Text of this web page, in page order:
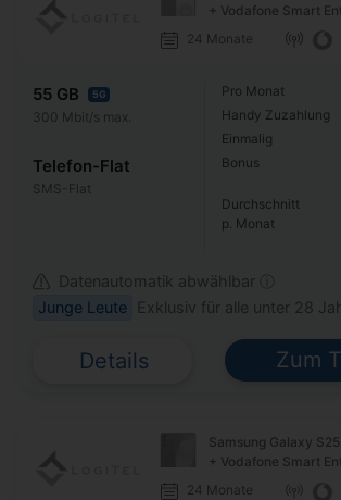
+ Vodafone Smart
24 Monate
55 GB 5G
300 Mbit/s max.
Telefon-Flat
SMS-Flat
Pro Monat
Handy Zuzahlung
Einmalig
Bonus
Durchschnitt
p. Monat
Datenautomatik abwählbar ⓘ
Junge Leute
Exklusiv für alle unter 28
Details Zum
Samsung Galaxy S25
+ Vodafone Smart
24 Monate